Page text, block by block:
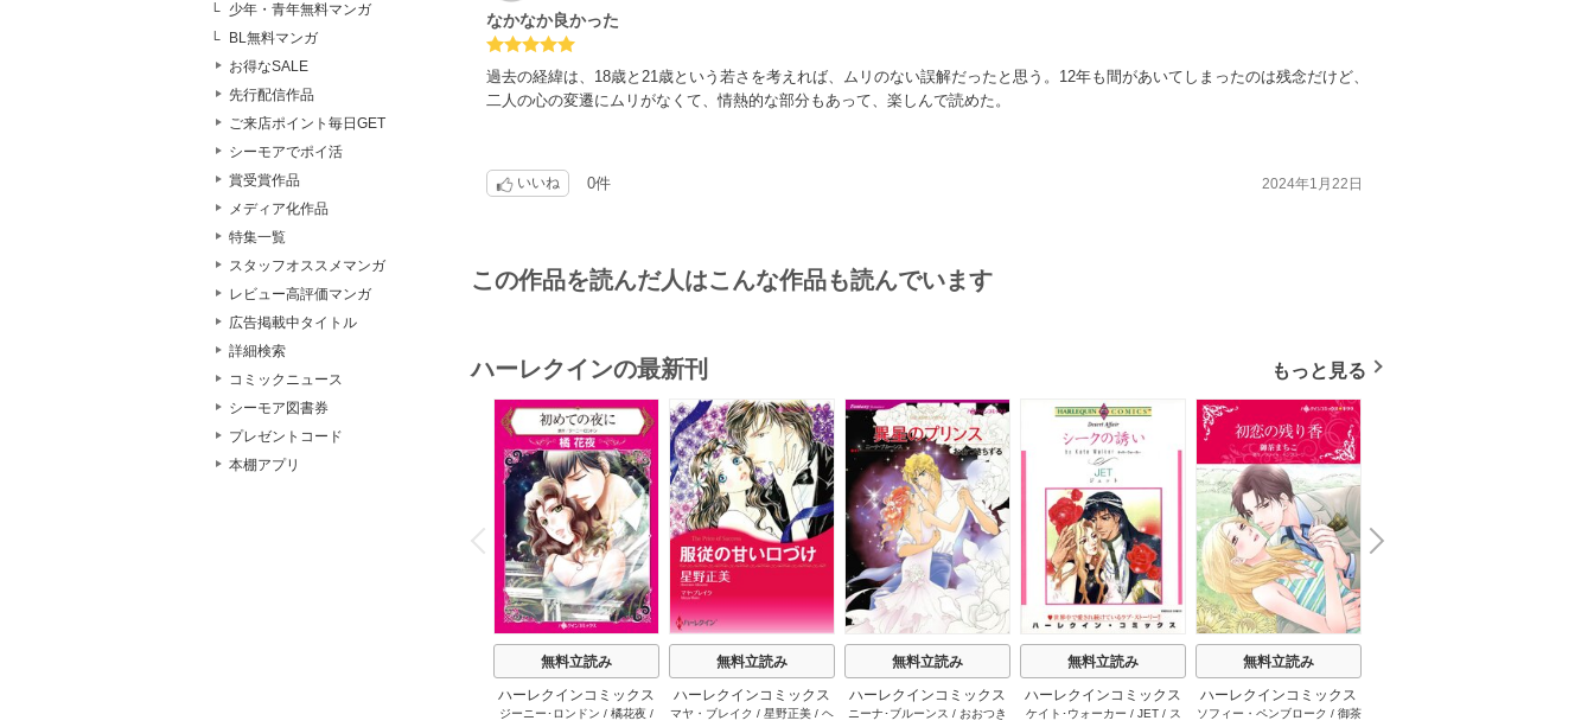
少年・青年無料マンガ
BL無料マンガ
お得なSALE
先行配信作品
ご来店ポイント毎日GET
シーモアでポイ活
賞受賞作品
メディア化作品
特集一覧
スタッフオススメマンガ
レビュー高評価マンガ
広告掲載中タイトル
詳細検索
コミックニュース
シーモア図書券
プレゼントコード
本棚アプリ
なかなか良かった
過去の経緯は、18歳と21歳という若さを考えれば、ムリのない誤解だったと思う。12年も間があいてしまったのは残念だけど、
二人の心の変遷にムリがなくて、情熱的な部分もあって、楽しんで読めた。
いいね 0件 2024年1月22日
この作品を読んだ人はこんな作品も読んでいます
ハーレクインの最新刊 もっと見る
P
r
e
i
o
u
s
無料立読み
ハーレクインコミックス
セット 2026年 vol.1064
ジーニー･ロンドン / 橘花夜 /
無料立読み
ハーレクインコミックス
セット 2026年 vol.1002
マヤ・ブレイク / 星野正美 / ヘ
無料立読み
ハーレクインコミックス
セット 2026年 vol.1063
ニーナ･ブルーンス / おおつき
無料立読み
ハーレクインコミックス
セット 2026年 vol.1001
ケイト･ウォーカー / JET/ ス
無料立読み
ハーレクインコミックス
セット 2026年 vol.1062
ソフィー・ペンブローク / 御茶
N
e
x
t